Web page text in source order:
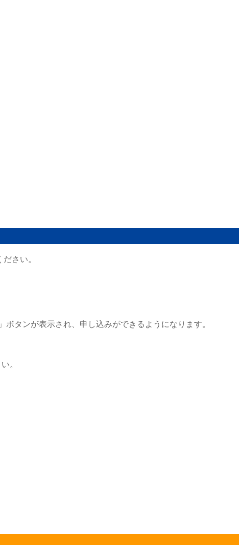
さい。
タンが表示され、申し込みができるようになります。
。